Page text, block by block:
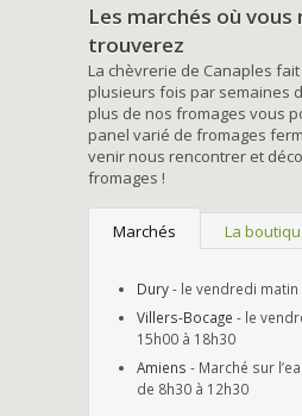
Les marchés où vous
trouverez
La chèvrerie de Canaples
plusieurs fois par semaines
plus de nos fromages vous
panel varié de fromages
venir nous rencontrer et
fromages !
Marchés La
Dury- le vendredi matin
Villers-Bocage - le
15h00 à 18h30
Amiens - Marché sur
de 8h30 à 12h30